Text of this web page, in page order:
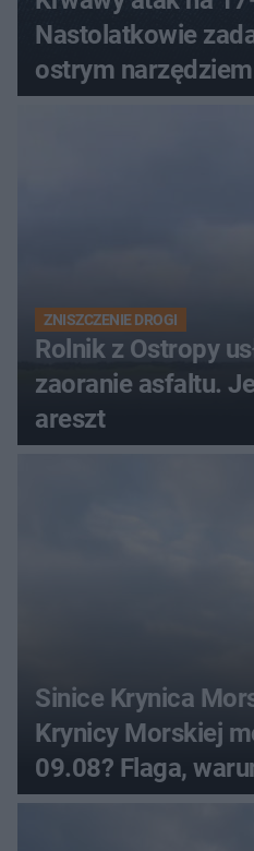
Nastolatkowie
ostrym
zdecyduje sąd
ZNISZCZENIE DROGI
Rolnik z Ostropy
zaoranie asfaltu.
areszt
Sinice Krynica
Krynicy Morskiej
09.08? Flaga,